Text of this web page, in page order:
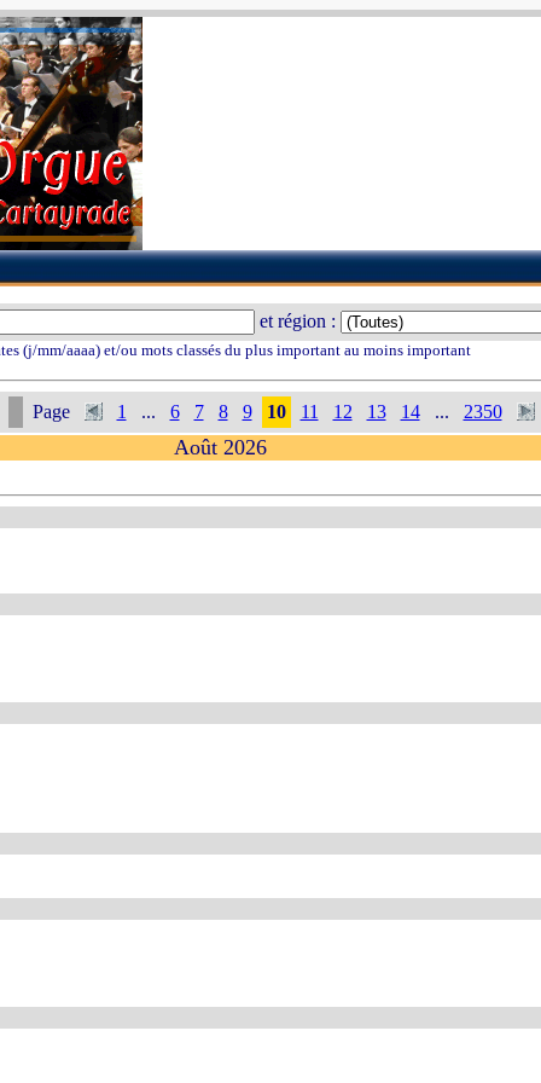
et région :
(j/mm/aaaa) et/ou mots classés du plus important au moins important
Page 1 ... 6 7 8 9 10 11 12 13 14 ... 2350
Août 2026